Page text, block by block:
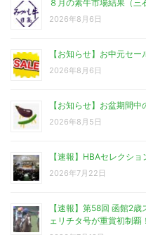
８月の素牛市場結果（三
2026年8月6日
【お知らせ】お中元セ
2026年8月6日
【お知らせ】お盆期間中
2026年8月5日
【速報】HBAセレクシ
2026年7月22日
【速報】第58回 函館2
ェリチタ号が重賞初制覇